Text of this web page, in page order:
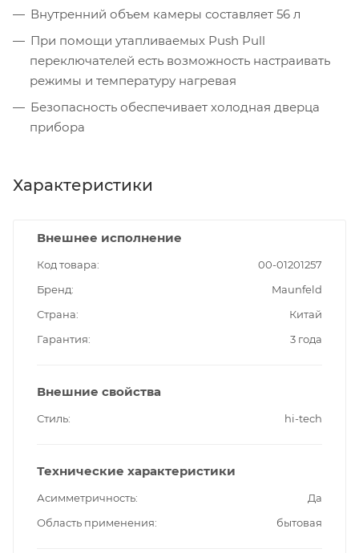
Внутренний объем камеры составляет 56 л
При помощи утапливаемых Push Pull
переключателей есть возможность настраивать
режимы и температуру нагревая
Безопасность обеспечивает холодная дверца
прибора
Характеристики
Внешнее исполнение
Код товара
00-01201257
Бренд
Maunfeld
Страна
Китай
Гарантия
3 года
Внешние свойства
Стиль hi-tech
Технические характеристики
Асимметричность
Да
Область применения
бытовая